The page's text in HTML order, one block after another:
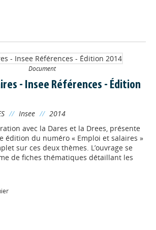
Document
- Insee Références - Édition
// Insee // 2014
avec la Dares et la Drees, présente
édition du numéro « Emploi et salaires »
sur ces deux thèmes. L’ouvrage se
de fiches thématiques détaillant les